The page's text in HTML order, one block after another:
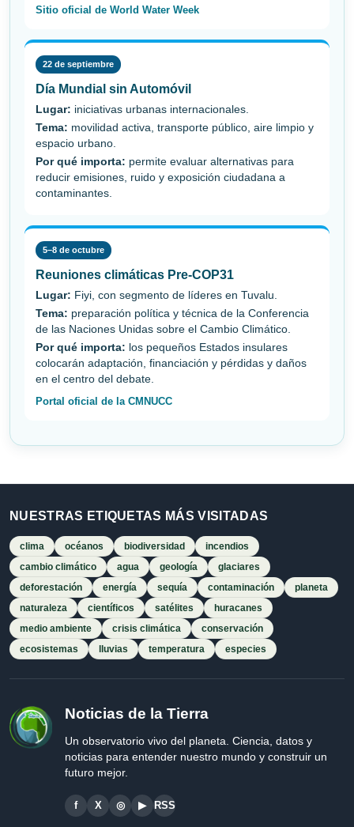
Sitio oficial de World Water Week
22 de septiembre
Día Mundial sin Automóvil
Lugar: iniciativas urbanas internacionales.
Tema: movilidad activa, transporte público, aire limpio y
espacio urbano.
Por qué importa: permite evaluar alternativas para
reducir emisiones, ruido y exposición ciudadana a
contaminantes.
5–8 de octubre
Reuniones climáticas Pre-COP31
Lugar: Fiyi, con segmento de líderes en Tuvalu.
Tema: preparación política y técnica de la Conferencia
de las Naciones Unidas sobre el Cambio Climático.
Por qué importa: los pequeños Estados insulares
colocarán adaptación, financiación y pérdidas y daños
en el centro del debate.
Portal oficial de la CMNUCC
NUESTRAS ETIQUETAS MÁS VISITADAS
clima océanos biodiversidad
incendios
cambio climático
agua geología
glaciares
deforestación
energía sequía contaminación
planeta
naturaleza
científicos satélites
huracanes
medio ambiente
crisis climática
conservación
ecosistemas
lluvias temperatura especies
Noticias de la Tierra
Un observatorio vivo del planeta. Ciencia, datos y
noticias para entender nuestro mundo y construir un
futuro mejor.
f X ◎ ▶ RSS